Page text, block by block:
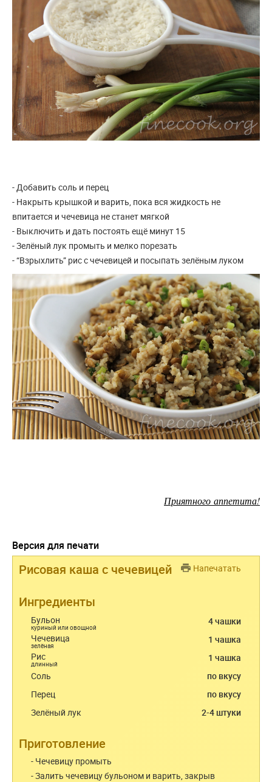
- Добавить соль и перец
- Накрыть крышкой и варить, пока вся жидкость не
впитается и чечевица не станет мягкой
- Выключить и дать постоять ещё минут 15
- Зелёный лук промыть и мелко порезать
- “Взрыхлить” рис с чечевицей и посыпать зелёным луком
Приятного аппетита!
Версия для печати
Напечатать
Рисовая каша с чечевицей
Ингредиенты
Бульон
куриный или овощной
4 чашки
Чечевица
зелёная
1 чашка
Рис
длинный
1 чашка
Соль
по вкусу
Перец
по вкусу
Зелёный лук
2-4 штуки
Приготовление
- Чечевицу промыть
- Залить чечевицу бульоном и варить, закрыв